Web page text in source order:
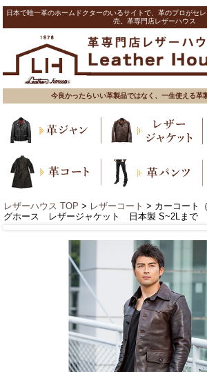
日本で唯一革のホームドクターのいるサイトで、革のプロがセ
売。革専門店レザーハウス
今良かったらいい革製品ではなく、一生使える革
レザーハウス TOP > レザーコート > カーコート
グホース レザージャケット 日本製 S~2Lまで